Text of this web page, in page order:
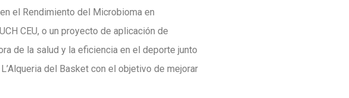
el Rendimiento del Microbioma en
CEU, o un proyecto de aplicación de
de la salud y la eficiencia en el deporte junto
del Basket con el objetivo de mejorar